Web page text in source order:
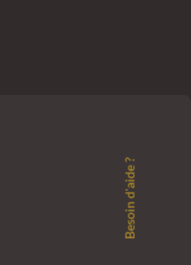
Besoin d'aide ?